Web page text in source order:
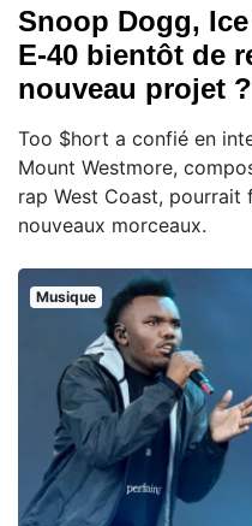
Snoop Dogg,
E-40 bientôt de
nouveau projet ?
Too $hort a confié en
Mount Westmore,
rap West Coast,
nouveaux morceaux.
Musique